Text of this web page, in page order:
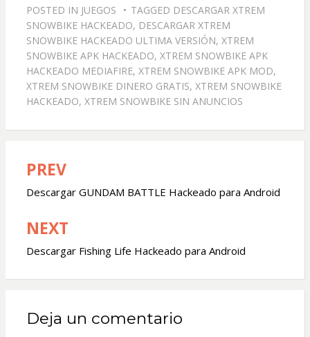
POSTED IN JUEGOS TAGGED DESCARGAR XTREM
SNOWBIKE HACKEADO, DESCARGAR XTREM
SNOWBIKE HACKEADO ULTIMA VERSIÓN, XTREM
SNOWBIKE APK HACKEADO, XTREM SNOWBIKE APK
HACKEADO MEDIAFIRE, XTREM SNOWBIKE APK MOD,
XTREM SNOWBIKE DINERO GRATIS, XTREM SNOWBIKE
HACKEADO, XTREM SNOWBIKE SIN ANUNCIOS
Navegación
de
entradas
PREV
Descargar GUNDAM BATTLE Hackeado para Android
NEXT
Descargar Fishing Life Hackeado para Android
Deja un comentario